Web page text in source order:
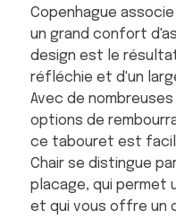
Copenhague
un grand confort
design est le
réfléchie et d'un
Avec de
options de
ce tabouret est
Chair se distingue
placage, qui permet
et qui vous offre un